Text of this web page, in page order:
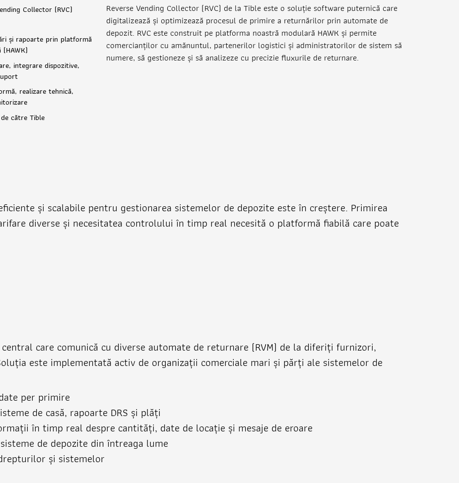
Collector (RVC)
și rapoarte prin platformă
integrare dispozitive,
realizare tehnică,
către Tible
Reverse Vending Collector (RVC) de la Tible este o soluție software puternică care
digitalizează și optimizează procesul de primire a returnărilor prin automate de
depozit. RVC este construit pe platforma noastră modulară HAWK și permite
comercianților cu amănuntul, partenerilor logistici și administratorilor de sistem să
numere, să gestioneze și să analizeze cu precizie fluxurile de returnare.
și scalabile pentru gestionarea sistemelor de depozite este în creștere. Primirea
diverse și necesitatea controlului în timp real necesită o platformă fiabilă care poate
care comunică cu diverse automate de returnare (RVM) de la diferiți furnizori,
este implementată activ de organizații comerciale mari și părți ale sistemelor de
per primire
de casă, rapoarte DRS și plăți
în timp real despre cantități, date de locație și mesaje de eroare
de depozite din întreaga lume
și sistemelor